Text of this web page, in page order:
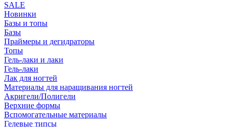
SALE
Новинки
Базы и топы
Базы
Праймеры и дегидраторы
Топы
Гель-лаки и лаки
Гель-лаки
Лак для ногтей
Материалы для наращивания ногтей
Акригели/Полигели
Верхние формы
Вспомогательные материалы
Гелевые типсы